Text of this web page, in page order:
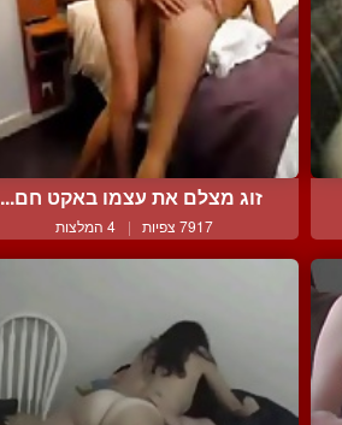
זוג מצלם את עצמו באקט חם...
7917 צפיות | 4 המלצות